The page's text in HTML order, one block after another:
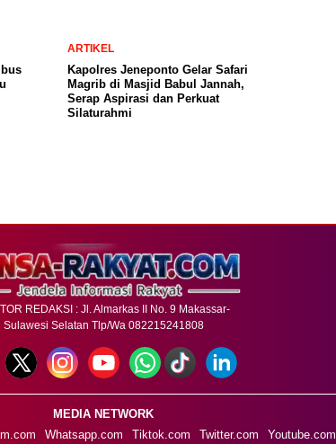
ARTIKEL
Kapolres Jeneponto Gelar Safari
Magrib di Masjid Babul Jannah,
Serap Aspirasi dan Perkuat
Silaturahmi
REDAKSI : Jl. Almarkas II No. 9 Makassar-
Sulawesi Selatan Tlp/Wa 082215241808
MEDIA NETWORK
Whatsapp.com Tiktok.com Twitter.com Youtube.com